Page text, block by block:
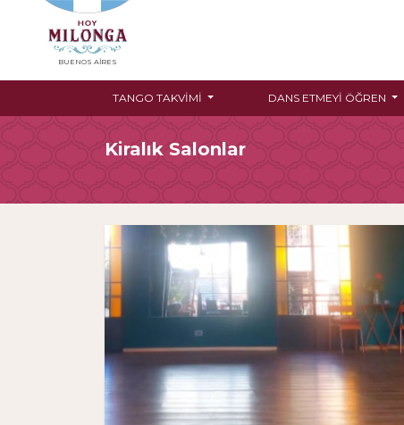
BUENOS AIRES
TANGO TAKVIMI DANS ETMEYI ÖĞREN
Kiralık Salonlar